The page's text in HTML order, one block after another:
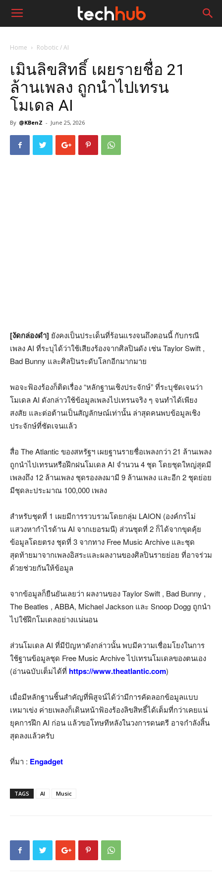
Home Robotic / AI
เมินลิขสิทธิ์ เผยรายชื่อ 21
ล้านเพลง ถูกนำไปเทรน
โมเดล AI
By @KBenZ - June 25, 2026
[งัดกล่องดำ] ยังคงเป็นประเด็นที่ร้อนแรงจนถึงตอนนี้ กับกรณี
เพลง AI ที่ระบุได้ว่าใช้เสียงร้องจากศิลปินดัง เช่น Taylor Swift ,
Bad Bunny และศิลปินระดับโลกอีกมากมาย
พอจะฟ้องร้องก็ติดเรื่อง “หลักฐานเชิงประจักษ์” ที่ระบุชัดเจนว่า
โมเดล AI ดังกล่าวใช้ข้อมูลเพลงไปเทรนจริง ๆ จนทำได้เพียง
สงสัย และต่อต้านเป็นสัญลักษณ์เท่านั้น ล่าสุดคนพบข้อมูลเชิง
ประจักษ์ที่ชัดเจนแล้ว
สื่อ The Atlantic ของสหรัฐฯ เผยฐานรายชื่อเพลงกว่า 21 ล้านเพลง
ถูกนำไปเทรนหรือฝึกฝนโมเดล AI จำนวน 4 ชุด โดยชุดใหญ่สุดมี
เพลงถึง 12 ล้านเพลง ชุดรองลงมามี 9 ล้านเพลง และอีก 2 ชุดย่อย
มีชุดละประมาณ 100,000 เพลง
สำหรับชุดที่ 1 เผยมีการรวบรวมโดยกลุ่ม LAION (องค์กรไม่
แสวงหากำไรด้าน AI จากเยอรมนี) ส่วนชุดที่ 2 ก็ได้จากขุดคุ้ย
ข้อมูลโดยตรง ชุดที่ 3 จากทาง Free Music Archive และชุด
สุดท้ายมาจากเพลงอิสระและผลงานของศิลปินรายย่อย ที่อาจร่วม
ด้วยช่วยกันให้ข้อมูล
จากข้อมูลก็ยืนยันเลยว่า ผลงานของ Taylor Swift , Bad Bunny ,
The Beatles , ABBA, Michael Jackson และ Snoop Dogg ถูกนำ
ไปใช้ฝึกโมเดลอย่างแน่นอน
ส่วนโมเดล AI ที่มีปัญหาดังกล่าวนั้น พบมีความเชื่อมโยงในการ
ใช้ฐานข้อมูลชุด Free Music Archive ไปเทรนโมเดลของตนเอง
(อ่านฉบับเต็มได้ที่ https://www.theatlantic.com)
เมื่อมีหลักฐานชิ้นสำคัญที่พิสูจน์ได้ว่ามีการคัดลอกข้อมูลแบบ
เหมาเข่ง ค่ายเพลงก็เดินหน้าฟ้องร้องลิขสิทธิ์ได้เต็มที่กว่าเคยแน่
ยุคการฝึก AI ก่อน แล้วขอโทษทีหลังในวงการดนตรี อาจกำลังสิ้น
สุดลงแล้วครับ
ที่มา : Engadget
TAGS AI Music